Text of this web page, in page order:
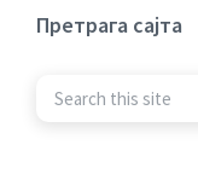
Претрага сајта